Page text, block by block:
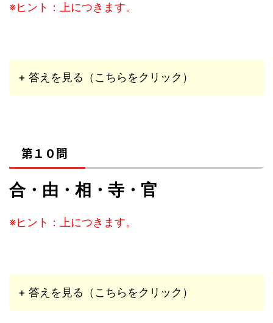
※ヒント：上につきます。
+ 答えを見る（こちらをクリック）
第１０問
合・由・相・寺・官
※ヒント：上につきます。
+ 答えを見る（こちらをクリック）